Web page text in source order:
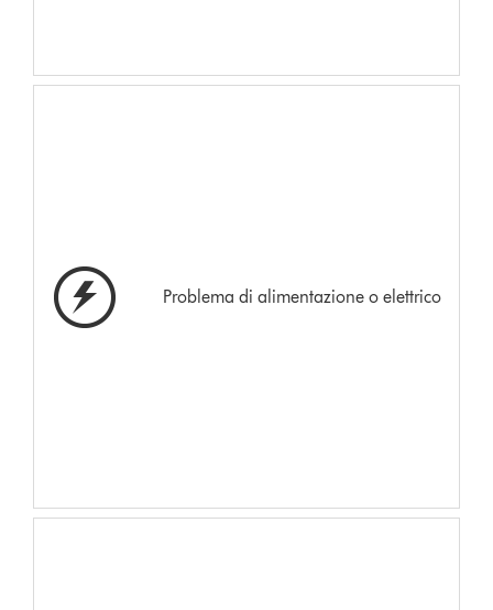
Problema di alimentazione o elettrico